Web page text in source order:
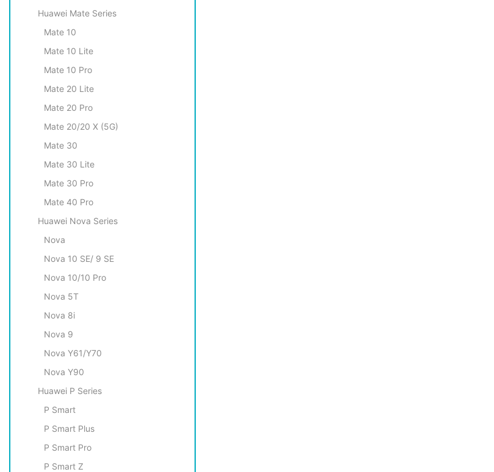
Huawei Mate Series
Mate 10
Mate 10 Lite
Mate 10 Pro
Mate 20 Lite
Mate 20 Pro
Mate 20/20 X (5G)
Mate 30
Mate 30 Lite
Mate 30 Pro
Mate 40 Pro
Huawei Nova Series
Nova
Nova 10 SE/ 9 SE
Nova 10/10 Pro
Nova 5T
Nova 8i
Nova 9
Nova Y61/Y70
Nova Y90
Huawei P Series
P Smart
P Smart Plus
P Smart Pro
P Smart Z